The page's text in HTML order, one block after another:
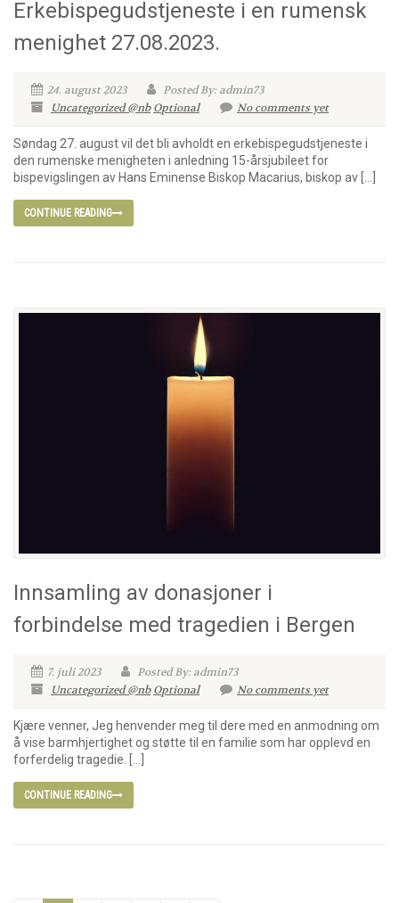
Erkebispegudstjeneste i en rumensk
menighet 27.08.2023.
24. august 2023
Posted By: admin73
Uncategorized @nb Optional No comments yet
Søndag 27. august vil det bli avholdt en erkebispegudstjeneste i
den rumenske menigheten i anledning 15-årsjubileet for
bispevigslingen av Hans Eminense Biskop Macarius, biskop av […]
CONTINUE READING
Innsamling av donasjoner i
forbindelse med tragedien i Bergen
7. juli 2023
Posted By: admin73
Uncategorized @nb Optional No comments yet
Kjære venner, Jeg henvender meg til dere med en anmodning om
å vise barmhjertighet og støtte til en familie som har opplevd en
forferdelig tragedie. […]
CONTINUE READING